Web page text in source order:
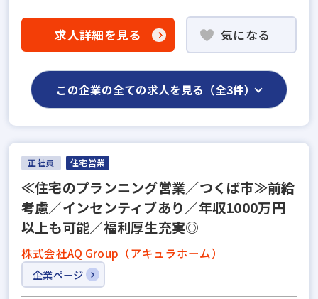
求人詳細を見る 気になる
この企業の全ての求人を見る（全3件）
正社員 住宅営業
≪住宅のプランニング営業／つくば市≫前給
考慮／インセンティブあり／年収1000万円
以上も可能／福利厚生充実◎
株式会社AQ Group（アキュラホーム）
企業ページ